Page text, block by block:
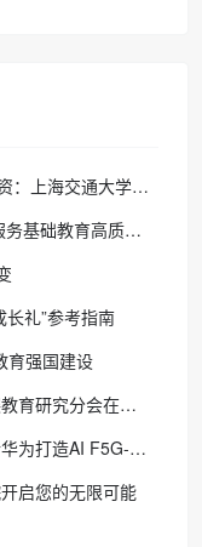
F5G-A万兆全光校园进化论
教育高质量发展
礼”参考指南
育强国建设
究分会在京成立
A全光校园全球样板
启您的无限可能